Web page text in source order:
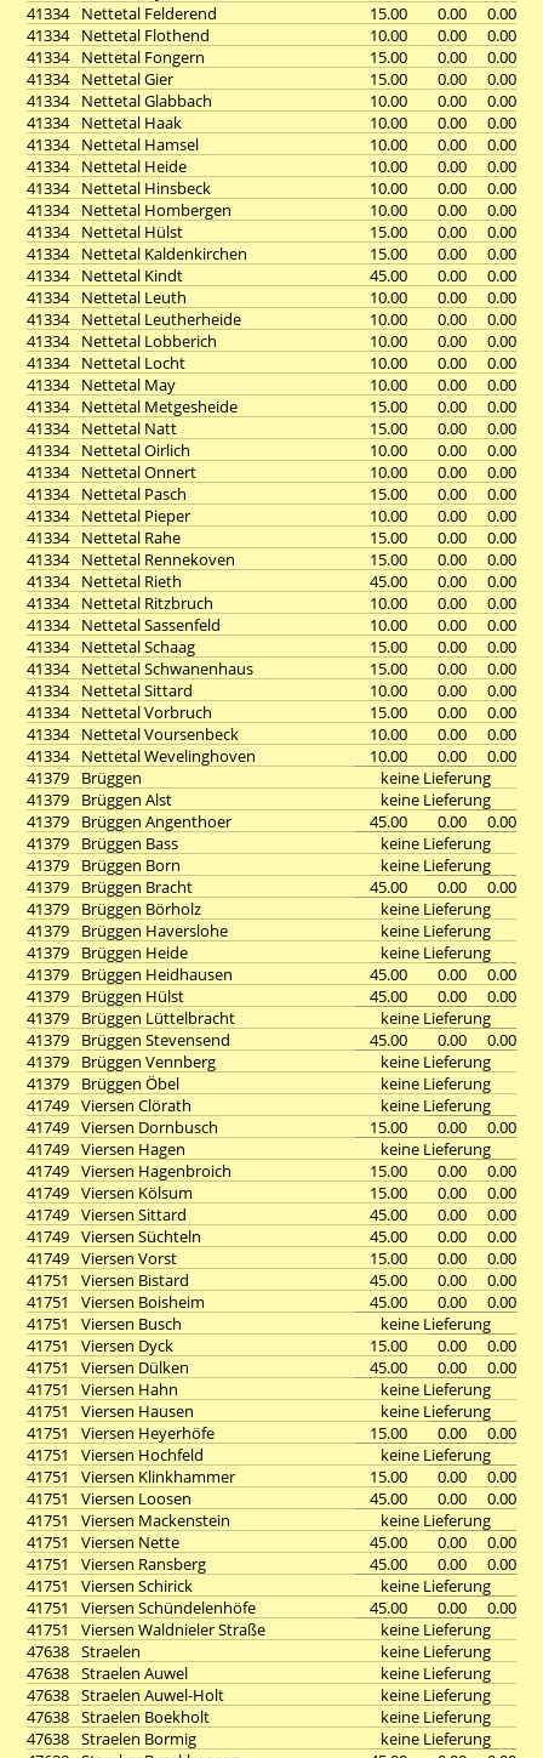
41334
Nettetal Felderend 15.00 0.00
0.00
41334
Nettetal Flothend 10.00 0.00
0.00
41334
Nettetal Fongern 15.00 0.00
0.00
41334
Nettetal Gier 15.00 0.00
0.00
41334
Nettetal Glabbach 10.00 0.00
0.00
41334
Nettetal Haak 10.00 0.00
0.00
41334
Nettetal Hamsel 10.00 0.00
0.00
41334
Nettetal Heide 10.00 0.00
0.00
41334
Nettetal Hinsbeck 10.00 0.00
0.00
41334
Nettetal Hombergen 10.00 0.00
0.00
41334
Nettetal Hülst 15.00 0.00
0.00
41334
Nettetal Kaldenkirchen 15.00 0.00
0.00
41334
Nettetal Kindt 45.00 0.00
0.00
41334
Nettetal Leuth 10.00 0.00
0.00
41334
Nettetal Leutherheide 10.00 0.00
0.00
41334
Nettetal Lobberich 10.00 0.00
0.00
41334
Nettetal Locht 10.00 0.00
0.00
41334
Nettetal May 10.00 0.00
0.00
41334
Nettetal Metgesheide 15.00 0.00
0.00
41334
Nettetal Natt 15.00 0.00
0.00
41334
Nettetal Oirlich 10.00 0.00
0.00
41334
Nettetal Onnert 10.00 0.00
0.00
41334
Nettetal Pasch 15.00 0.00
0.00
41334
Nettetal Pieper 10.00 0.00
0.00
41334
Nettetal Rahe 15.00 0.00
0.00
41334
Nettetal Rennekoven 15.00 0.00
0.00
41334
Nettetal Rieth 45.00 0.00
0.00
41334
Nettetal Ritzbruch 10.00 0.00
0.00
41334
Nettetal Sassenfeld 10.00 0.00
0.00
41334
Nettetal Schaag 15.00 0.00
0.00
41334
Nettetal Schwanenhaus 15.00 0.00
0.00
41334
Nettetal Sittard 10.00 0.00
0.00
41334
Nettetal Vorbruch 15.00 0.00
0.00
41334
Nettetal Voursenbeck 10.00 0.00
0.00
41334
Nettetal Wevelinghoven 10.00 0.00
0.00
41379
Brüggen
keine Lieferung
41379
Brüggen Alst
keine Lieferung
41379
Brüggen Angenthoer 45.00 0.00
0.00
41379
Brüggen Bass
keine Lieferung
41379
Brüggen Born
keine Lieferung
41379
Brüggen Bracht 45.00 0.00
0.00
41379
Brüggen Börholz
keine Lieferung
41379
Brüggen Haverslohe
keine Lieferung
41379
Brüggen Heide
keine Lieferung
41379
Brüggen Heidhausen 45.00 0.00
0.00
41379
Brüggen Hülst 45.00 0.00
0.00
41379
Brüggen Lüttelbracht
keine Lieferung
41379
Brüggen Stevensend 45.00 0.00
0.00
41379
Brüggen Vennberg
keine Lieferung
41379
Brüggen Öbel
keine Lieferung
41749 Viersen Clörath
keine Lieferung
41749 Viersen Dornbusch 15.00 0.00
0.00
41749 Viersen Hagen
keine Lieferung
41749 Viersen Hagenbroich 15.00 0.00
0.00
41749 Viersen Kölsum 15.00 0.00
0.00
41749 Viersen Sittard 45.00 0.00
0.00
41749 Viersen Süchteln 45.00 0.00
0.00
41749 Viersen Vorst 15.00 0.00
0.00
41751
Viersen Bistard 45.00 0.00
0.00
41751
Viersen Boisheim 45.00 0.00
0.00
41751
Viersen Busch
keine Lieferung
41751
Viersen Dyck 15.00 0.00
0.00
41751
Viersen Dülken 45.00 0.00
0.00
41751
Viersen Hahn
keine Lieferung
41751
Viersen Hausen
keine Lieferung
41751
Viersen Heyerhöfe 15.00 0.00
0.00
41751
Viersen Hochfeld
keine Lieferung
41751
Viersen Klinkhammer 15.00 0.00
0.00
41751
Viersen Loosen 45.00 0.00
0.00
41751
Viersen Mackenstein
keine Lieferung
41751
Viersen Nette 45.00 0.00
0.00
41751
Viersen Ransberg 45.00 0.00
0.00
41751
Viersen Schirick
keine Lieferung
41751
Viersen Schündelenhöfe 45.00 0.00
0.00
41751
Viersen Waldnieler Straße
keine Lieferung
47638 Straelen
keine Lieferung
47638 Straelen Auwel
keine Lieferung
47638 Straelen Auwel-Holt
keine Lieferung
47638 Straelen Boekholt
keine Lieferung
47638 Straelen Bormig
keine Lieferung